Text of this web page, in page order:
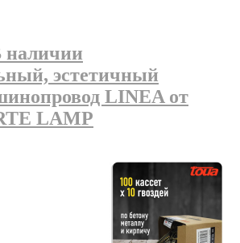
наличии
эстетичный
LINEA от
LAMP